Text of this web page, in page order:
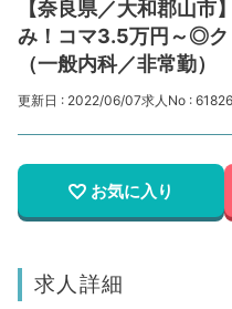
【奈良県／大和郡山市
み！コマ3.5万円～◎ク
（一般内科／非常勤）
更新日 : 2022/06/07求人No :
お気に入り
求人詳細